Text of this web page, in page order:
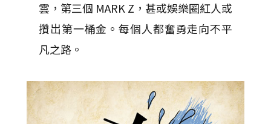
雲，第三個 MARK Z，甚或娛樂圈紅人或
攢岀第一桶金。每個人都奮勇走向不平
凡之路。